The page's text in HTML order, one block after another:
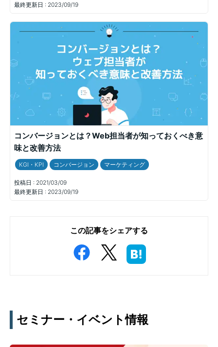
最終更新日 : 2023/09/19
コンバージョンとは？Web担当者が知っておくべき意
味と改善方法
KGI・KPI コンバージョン マーケティング
投稿日 : 2021/03/09
最終更新日 : 2023/09/19
この記事をシェアする
セミナー・イベント情報